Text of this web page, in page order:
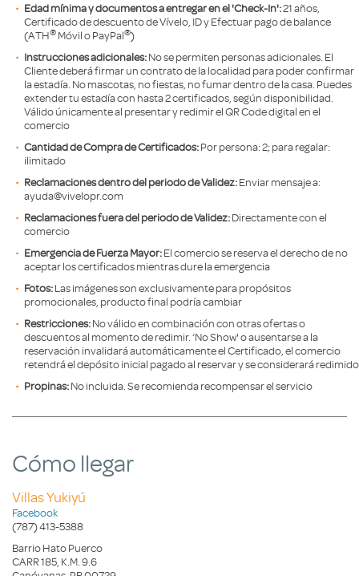
Edad mínima y documentos a entregar en el 'Check-In':21 años,
Certificado de descuento de Vívelo, ID y Efectuar pago de balance
(ATH® Móvil o PayPal®)
Instrucciones adicionales:No se permiten personas adicionales. El
Cliente deberá firmar un contrato de la localidad para poder confirmar
la estadía. No mascotas, no fiestas, no fumar dentro de la casa. Puedes
extender tu estadía con hasta 2 certificados, según disponibilidad.
Válido únicamente al presentar y redimir el QR Code digital en el
comercio
Cantidad de Compra de Certificados:Por persona: 2; para regalar:
ilimitado
Reclamaciones dentro del periodo de Validez:Enviar mensaje a:
ayuda@vivelopr.com
Reclamaciones fuera del periodo de Validez:Directamente con el
comercio
Emergencia de Fuerza Mayor:El comercio se reserva el derecho de no
aceptar los certificados mientras dure la emergencia
Fotos:Las imágenes son exclusivamente para propósitos
promocionales, producto final podría cambiar
Restricciones:No válido en combinación con otras ofertas o
descuentos al momento de redimir. ‘No Show' o ausentarse a la
reservación invalidará automáticamente el Certificado, el comercio
retendrá el depósito inicial pagado al reservar y se considerará redimido
Propinas:No incluida. Se recomienda recompensar el servicio
Cómo llegar
Villas Yukiyú
Facebook
(787) 413-5388
Barrio Hato Puerco
CARR 185, K.M. 9.6